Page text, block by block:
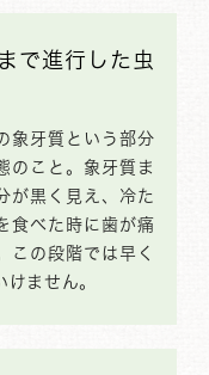
で進行した虫
象牙質という部分
のこと。象牙質ま
が黒く見え、冷た
食べた時に歯が痛
この段階では早く
ません。